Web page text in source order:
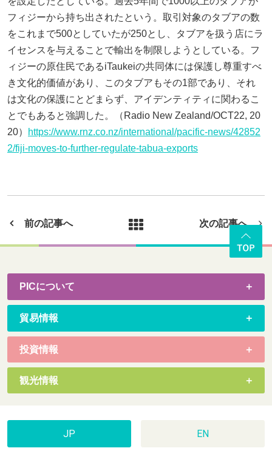
フィジーから持ち出されたという。取引対象のタブアの数
をこれまで500としていたが250とし、タブアを扱う店にラ
イセンスを与えることで輸出を制限しようとしている。フ
ィジーの原住民であるiTaukeiの共同体には保護し尊重すべ
き文化的価値があり、このタブアもその1部であり、それ
は文化の保護にとどまらず、アイデンティティに関わるこ
とでもあると強調した。（Radio New Zealand/OCT22, 20
20）
https://www.rnz.co.nz/international/pacific-news/42852
2/fiji-moves-to-further-regulate-tabua-exports
前の記事へ 次の記事へ
PICについて
貿易情報
投資情報
観光情報
JP EN